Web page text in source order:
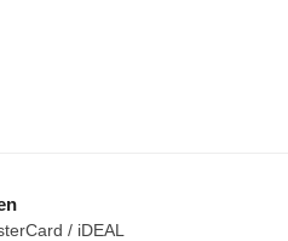
/ iDEAL